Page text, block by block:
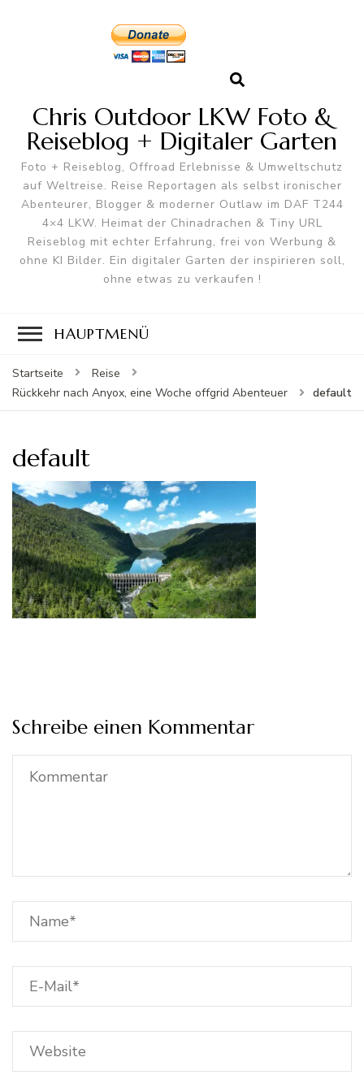
Chris Outdoor LKW Foto &
Reiseblog + Digitaler Garten
Foto + Reiseblog, Offroad Erlebnisse & Umweltschutz
auf Weltreise. Reise Reportagen als selbst ironischer
Abenteurer, Blogger & moderner Outlaw im DAF T244
4×4 LKW. Heimat der Chinadrachen & Tiny URL
Reiseblog mit echter Erfahrung, frei von Werbung &
ohne KI Bilder. Ein digitaler Garten der inspirieren soll,
ohne etwas zu verkaufen !
HAUPTMENÜ
Startseite
Reise
Rückkehr nach Anyox, eine Woche offgrid Abenteuer
default
default
Schreibe einen Kommentar